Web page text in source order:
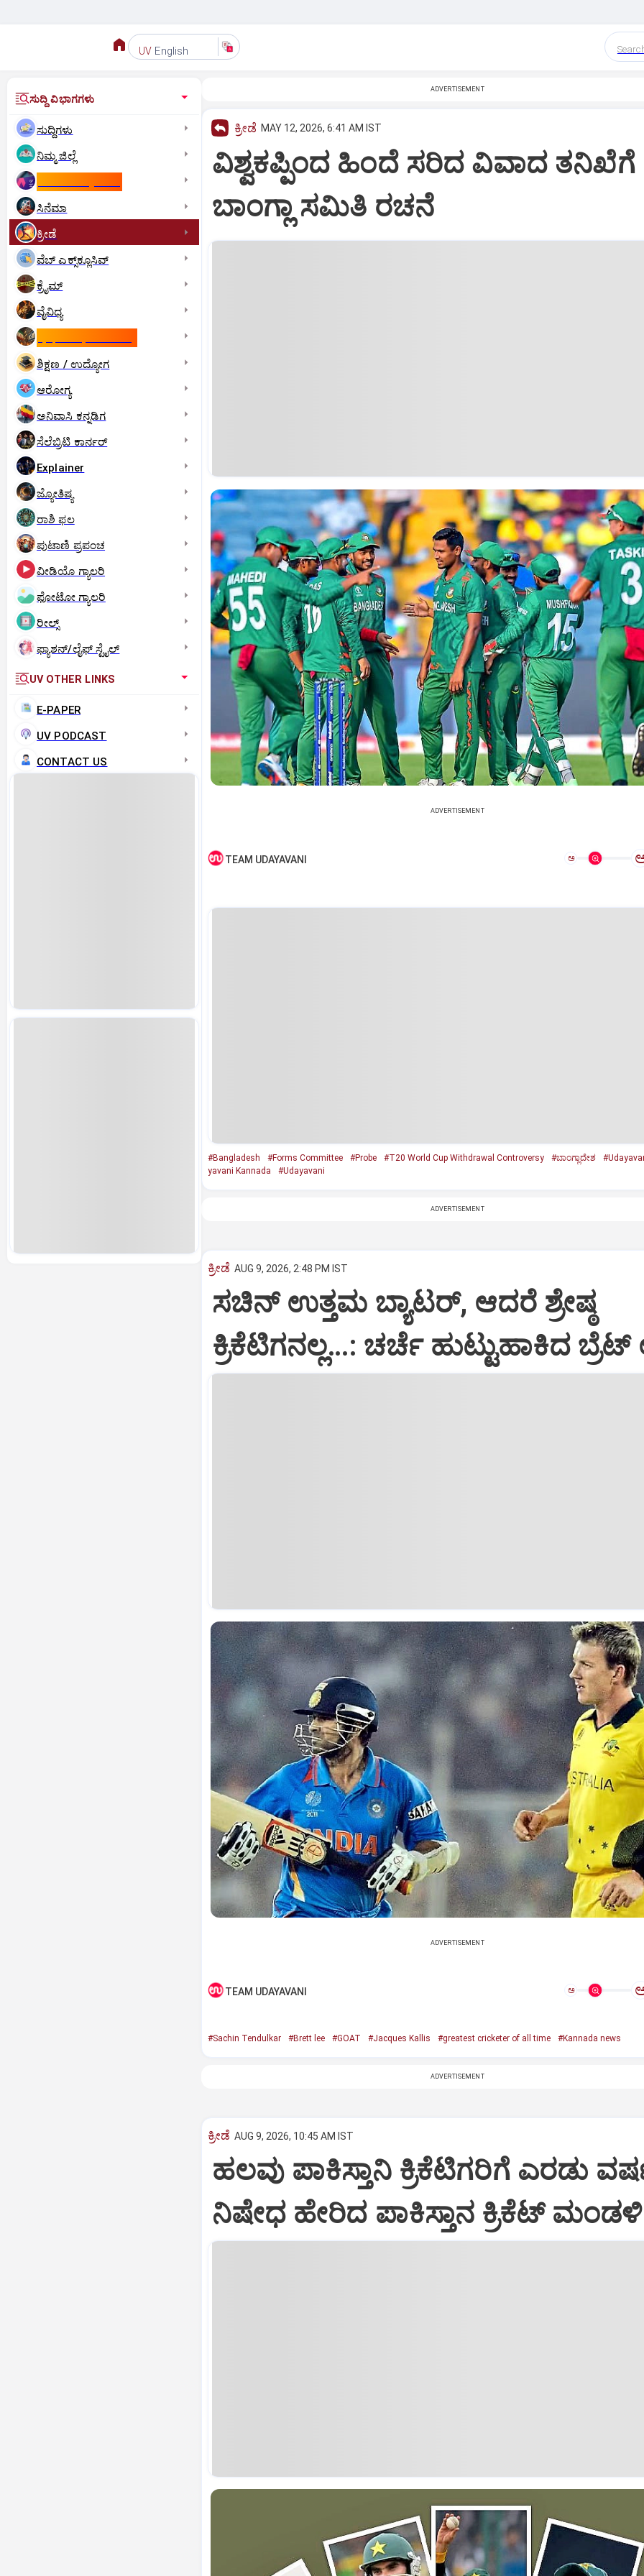
UV English
ಸುದ್ದಿ ವಿಭಾಗಗಳು
ಸುದ್ದಿಗಳು
ನಿಮ್ಮ ಜಿಲ್ಲೆ
ಸಿನೆಮಾ
ಕ್ರೀಡೆ
ವೆಬ್ ಎಕ್ಸ್‌ಕ್ಲೂಸಿವ್
ಕ್ರೈಮ್
ವೈವಿಧ್ಯ
ಶಿಕ್ಷಣ / ಉದ್ಯೋಗ
ಆರೋಗ್ಯ
ಅನಿವಾಸಿ ಕನ್ನಡಿಗ
ಸೆಲೆಬ್ರಿಟಿ ಕಾರ್ನರ್‌
Explainer
ಜ್ಯೋತಿಷ್ಯ
ರಾಶಿ ಫಲ
ಪುಟಾಣಿ ಪ್ರಪಂಚ
ವೀಡಿಯೊ ಗ್ಯಾಲರಿ
ಫೋಟೋ ಗ್ಯಾಲರಿ
ರೀಲ್ಸ್
ಫ್ಯಾಶನ್/ಲೈಫ್‌ ಸ್ಟೈಲ್
UV OTHER LINKS
E-PAPER
UV PODCAST
CONTACT US
ADVERTISEMENT
ಕ್ರೀಡೆ MAY 12, 2026, 6:41 AM IST
ವಿಶ್ವಕಪ್ಪಿಂದ ಹಿಂದೆ ಸರಿದ ವಿವಾದ ತನಿಖೆಗೆ
ಬಾಂಗ್ಲಾ ಸಮಿತಿ ರಚನೆ
ADVERTISEMENT
TEAM UDAYAVANI ಅ
#Bangladesh #Forms Committee #Probe #T20 World Cup Withdrawal Controversy #ಬಾಂಗ್ಲಾದೇಶ
yavani Kannada
#Udayavani
ADVERTISEMENT
ಕ್ರೀಡೆ AUG 9, 2026, 2:48 PM IST
ಸಚಿನ್‌ ಉತ್ತಮ ಬ್ಯಾಟರ್‌, ಆದರೆ ಶ್ರೇಷ್ಠ
ಕ್ರಿಕೆಟಿಗನಲ್ಲ…: ಚರ್ಚೆ ಹುಟ್ಟುಹಾಕಿದ ಬ್ರೆಟ್‌
ADVERTISEMENT
TEAM UDAYAVANI ಅ
#Sachin Tendulkar #Brett lee #GOAT #Jacques Kallis #greatest cricketer of all time #Kannada news
ADVERTISEMENT
ಕ್ರೀಡೆ AUG 9, 2026, 10:45 AM IST
ಹಲವು ಪಾಕಿಸ್ತಾನಿ ಕ್ರಿಕೆಟಿಗರಿಗೆ ಎರಡು
ನಿಷೇಧ ಹೇರಿದ ಪಾಕಿಸ್ತಾನ ಕ್ರಿಕೆಟ್‌